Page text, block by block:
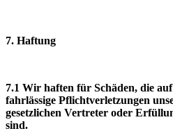
7. Haftung
7.1 Wir haften für Schäden, die
fahrlässige Pflichtverletzungen
gesetzlichen Vertreter oder
sind.